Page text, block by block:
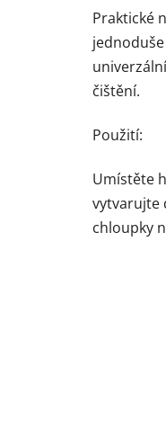
Praktické
čištění.
Použití:
Umístěte
vytvarujte
chloupky